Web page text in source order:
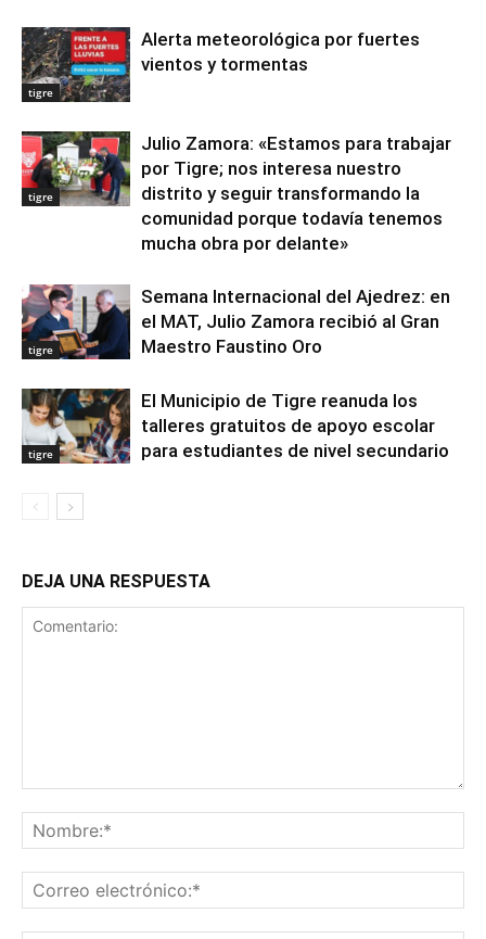
tigre
Alerta meteorológica por fuertes
vientos y tormentas
tigre
Julio Zamora: «Estamos para trabajar
por Tigre; nos interesa nuestro
distrito y seguir transformando la
comunidad porque todavía tenemos
mucha obra por delante»
tigre
Semana Internacional del Ajedrez: en
el MAT, Julio Zamora recibió al Gran
Maestro Faustino Oro
tigre
El Municipio de Tigre reanuda los
talleres gratuitos de apoyo escolar
para estudiantes de nivel secundario
DEJA UNA RESPUESTA